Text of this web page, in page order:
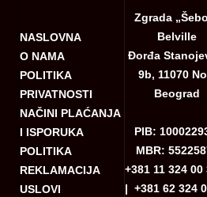
NASLOVNA
O NAMA
POLITIKA
PRIVATNOSTI
NAČINI PLAĆANJA
I ISPORUKA
POLITIKA
REKLAMACIJA
USLOVI
Zgrada
Belville
Đorđa
9b, 11070
Beograd
PIB:
MBR:
+381 11 324 00
|+381 62 324